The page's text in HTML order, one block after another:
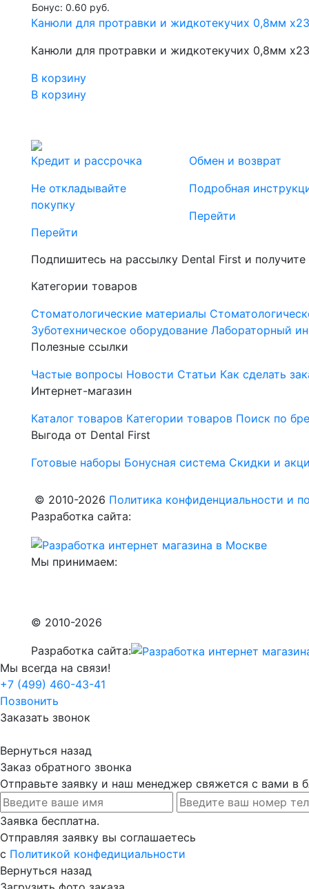
Бонус: 0.60 руб.
Канюли для протравки и жидкотекучих 0,8мм
Канюли для протравки и жидкотекучих 0,8мм
В корзину
В корзину
Кредит и рассрочка
Не откладывайте
покупку
Перейти
Обмен и возврат
Подробная
Перейти
Подпишитесь на рассылку Dental First и
Категории товаров
Стоматологические материалы
Зуботехническое оборудование Лабораторный
Полезные ссылки
Частые вопросы Новости Статьи Как сделать
Интернет-магазин
Каталог товаров Категории товаров Поиск по
Выгода от Dental First
Готовые наборы Бонусная система Скидки и
© 2010-2026 Политика конфиденциальности и
Разработка сайта:
Мы принимаем:
© 2010-2026
Разработка сайта:
Мы всегда на связи!
+7 (499) 460-43-41
Позвонить
Заказать звонок
Вернуться назад
Заказ обратного звонка
Отправьте заявку и наш менеджер свяжется с вами в
Заявка бесплатна.
Отправляя заявку вы соглашаетесь
с Политикой конфедициальности
Вернуться назад